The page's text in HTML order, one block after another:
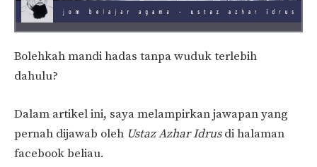
Bolehkah mandi hadas tanpa wuduk terlebih
dahulu?
Dalam artikel ini, saya melampirkan jawapan yang
pernah dijawab oleh Ustaz Azhar Idrusdi halaman
facebook beliau.